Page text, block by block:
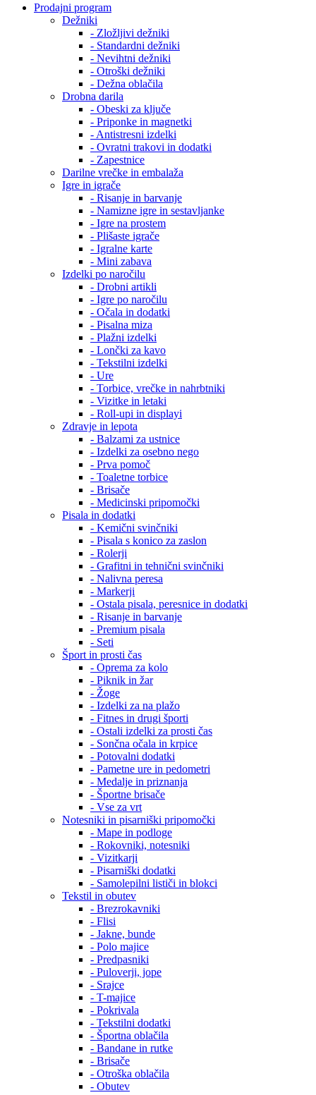
Prodajni program
Dežniki
- Zložljivi dežniki
- Standardni dežniki
- Nevihtni dežniki
- Otroški dežniki
- Dežna oblačila
Drobna darila
- Obeski za ključe
- Priponke in magnetki
- Antistresni izdelki
- Ovratni trakovi in dodatki
- Zapestnice
Darilne vrečke in embalaža
Igre in igrače
- Risanje in barvanje
- Namizne igre in sestavljanke
- Igre na prostem
- Plišaste igrače
- Igralne karte
- Mini zabava
Izdelki po naročilu
- Drobni artikli
- Igre po naročilu
- Očala in dodatki
- Pisalna miza
- Plažni izdelki
- Lončki za kavo
- Tekstilni izdelki
- Ure
- Torbice, vrečke in nahrbtniki
- Vizitke in letaki
- Roll-upi in displayi
Zdravje in lepota
- Balzami za ustnice
- Izdelki za osebno nego
- Prva pomoč
- Toaletne torbice
- Brisače
- Medicinski pripomočki
Pisala in dodatki
- Kemični svinčniki
- Pisala s konico za zaslon
- Rolerji
- Grafitni in tehnični svinčniki
- Nalivna peresa
- Markerji
- Ostala pisala, peresnice in dodatki
- Risanje in barvanje
- Premium pisala
- Seti
Šport in prosti čas
- Oprema za kolo
- Piknik in žar
- Žoge
- Izdelki za na plažo
- Fitnes in drugi športi
- Ostali izdelki za prosti čas
- Sončna očala in krpice
- Potovalni dodatki
- Pametne ure in pedometri
- Medalje in priznanja
- Športne brisače
- Vse za vrt
Notesniki in pisarniški pripomočki
- Mape in podloge
- Rokovniki, notesniki
- Vizitkarji
- Pisarniški dodatki
- Samolepilni lističi in blokci
Tekstil in obutev
- Brezrokavniki
- Flisi
- Jakne, bunde
- Polo majice
- Predpasniki
- Puloverji, jope
- Srajce
- T-majice
- Pokrivala
- Tekstilni dodatki
- Športna oblačila
- Bandane in rutke
- Brisače
- Otroška oblačila
- Obutev